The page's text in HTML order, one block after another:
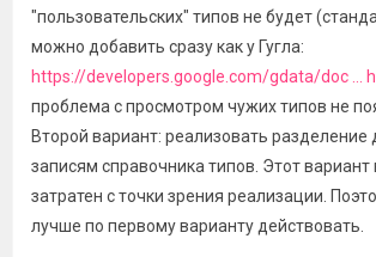
"пользовательских" типов не будет
можно добавить сразу как у Гугла:
https://developers.google.com/gdata/doc ...
проблема с просмотром чужих типов не
Второй вариант: реализовать разделение
записям справочника типов. Этот
затратен с точки зрения реализации.
лучше по первому варианту действовать.